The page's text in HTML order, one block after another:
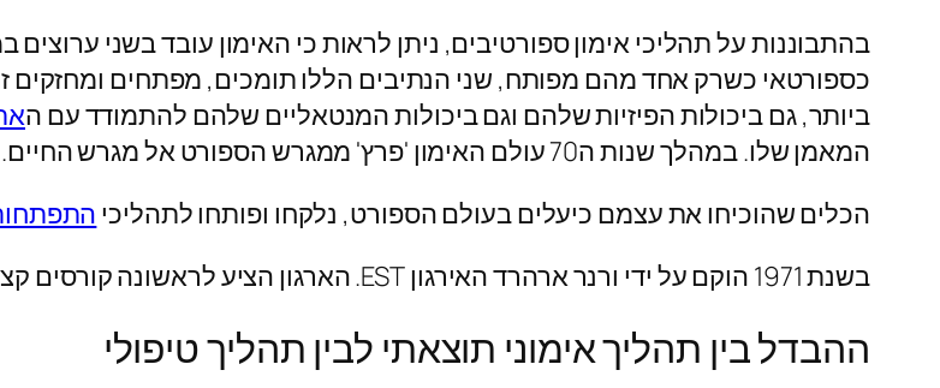
בהתבוננות על תהליכי אימון ספורטיבים, ניתן לראות כי האימון עובד בשני ערוצים
כספורטאי כשרק אחד מהם מפותח, שני הנתיבים הללו תומכים, מפתחים ומחזקים
ביותר, גם ביכולות הפיזיות שלהם וגם ביכולות המנטאליים שלהם להתמודד עם ה
המאמן שלו. במהלך שנות ה70 עולם האימון 'פרץ' ממגרש הספורט אל מגרש החיים.
הכלים שהוכיחו את עצמם כיעלים בעולם הספורט, נלקחו ופותחו לתהליכי
בשנת 1971 הוקם על ידי ורנר ארהרד האירגון EST. הארגון הציע לראשונה קורסים קצרים שמשנים את חווית החיים של האדם.
ההבדל בין תהליך אימוני תוצאתי לבין תהליך טיפולי